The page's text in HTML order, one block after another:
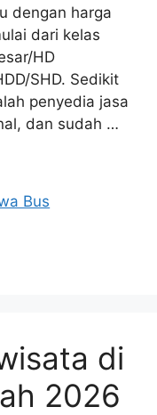
dengan harga
dari kelas
HD
SHD. Sedikit
penyedia jasa
dan sudah …
Bus
di
2026